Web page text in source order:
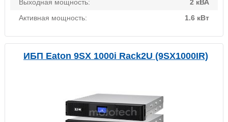
Выходная мощность:
2 кВА
Активная мощность:
1.6 кВт
ИБП Eaton 9SX 1000i Rack2U (9SX1000IR)